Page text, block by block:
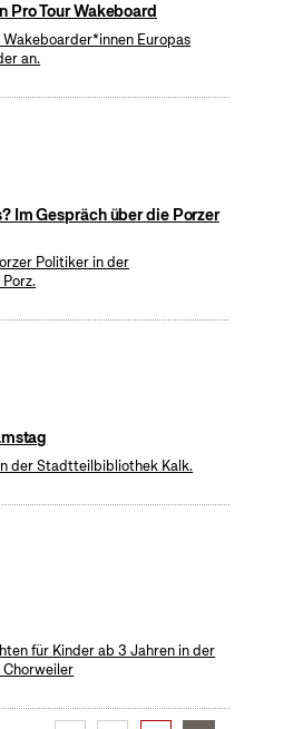
Pro Tour Wakeboard
Europas
an.
Im Gespräch über die Porzer
Politiker in der
der Stadtteilbibliothek Kalk.
für Kinder ab 3 Jahren in der